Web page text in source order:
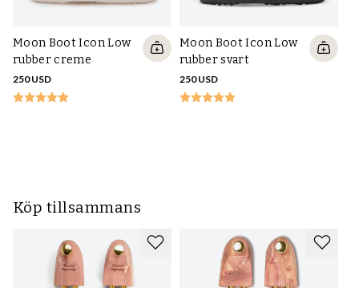
Moon Boot Icon Low
rubber creme
250 USD
Moon Boot Icon Low
rubber svart
250 USD
Köp tillsammans